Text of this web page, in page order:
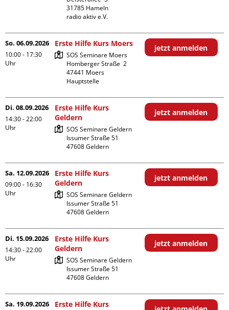
31785 Hameln
radio aktiv e.V.
So. 06.09.2026
10:00 - 17:30
Uhr
Erste Hilfe Kurs Moers
SOS Seminare Moers
Homberger Straße  2
47441 Moers
Hauptstelle
jetzt anmelden
Di. 08.09.2026
14:30 - 22:00
Uhr
Erste Hilfe Kurs
Geldern
SOS Seminare Geldern
Issumer Straße 51
jetzt anmelden
Sa. 12.09.2026
09:00 - 16:30
Uhr
Erste Hilfe Kurs
Geldern
SOS Seminare Geldern
Issumer Straße 51
jetzt anmelden
Di. 15.09.2026
14:30 - 22:00
Uhr
Erste Hilfe Kurs
Geldern
SOS Seminare Geldern
Issumer Straße 51
jetzt anmelden
Sa. 19.09.2026
Erste Hilfe Kurs